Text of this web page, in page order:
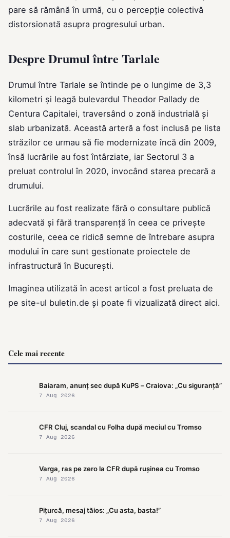
pare să rămână în urmă, cu o percepție colectivă
distorsionată asupra progresului urban.
Despre Drumul între Tarlale
Drumul între Tarlale se întinde pe o lungime de 3,3
kilometri și leagă bulevardul Theodor Pallady de
Centura Capitalei, traversând o zonă industrială și
slab urbanizată. Această arteră a fost inclusă pe lista
străzilor ce urmau să fie modernizate încă din 2009,
însă lucrările au fost întârziate, iar Sectorul 3 a
preluat controlul în 2020, invocând starea precară a
drumului.
Lucrările au fost realizate fără o consultare publică
adecvată și fără transparență în ceea ce privește
costurile, ceea ce ridică semne de întrebare asupra
modului în care sunt gestionate proiectele de
infrastructură în București.
Imaginea utilizată în acest articol a fost preluata de
pe site-ul buletin.de și poate fi vizualizată direct aici.
Cele mai recente
Baiaram, anunț sec după KuPS – Craiova: „Cu siguranță”
7 Aug 2026
CFR Cluj, scandal cu Folha după meciul cu Tromso
7 Aug 2026
Varga, ras pe zero la CFR după rușinea cu Tromso
7 Aug 2026
Pițurcă, mesaj tăios: „Cu asta, basta!”
7 Aug 2026